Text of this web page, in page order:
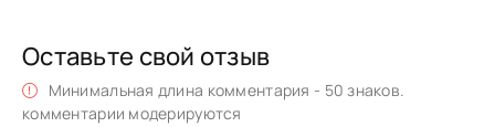
Оставьте свой отзыв
Минимальная длина комментария - 50 знаков.
комментарии модерируются